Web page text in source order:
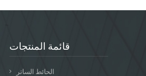
قائمة المنتجات
الحائط الساتر